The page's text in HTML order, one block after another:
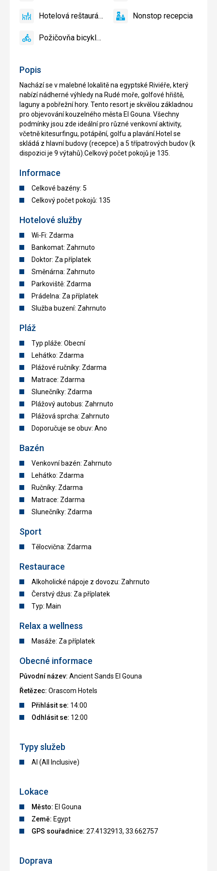
Popis
Nachází se v malebné lokalitě na egyptské Riviéře, který
nabízí nádherné výhledy na Rudé moře, golfové hřiště,
laguny a pobřežní hory. Tento resort je skvělou základnou
pro objevování kouzelného města El Gouna. Všechny
podmínky jsou zde ideální pro různé venkovní aktivity,
včetně kitesurfingu, potápění, golfu a plavání.Hotel se
skládá z hlavní budovy (recepce) a 5 třípatrových budov (k
dispozici je 9 výtahů).Celkový počet pokojů je 135.
Informace
Celkové bazény: 5
Celkový počet pokojů: 135
Hotelové služby
Wi-Fi: Zdarma
Bankomat: Zahrnuto
Doktor: Za příplatek
Směnárna: Zahrnuto
Parkoviště: Zdarma
Prádelna: Za příplatek
Služba buzení: Zahrnuto
Pláž
Typ pláže: Obecní
Lehátko: Zdarma
Plážové ručníky: Zdarma
Matrace: Zdarma
Slunečníky: Zdarma
Plážový autobus: Zahrnuto
Plážová sprcha: Zahrnuto
Doporučuje se obuv: Ano
Bazén
Venkovní bazén: Zahrnuto
Lehátko: Zdarma
Ručníky: Zdarma
Matrace: Zdarma
Slunečníky: Zdarma
Sport
Tělocvična: Zdarma
Restaurace
Alkoholické nápoje z dovozu: Zahrnuto
Čerstvý džus: Za příplatek
Typ: Main
Relax a wellness
Masáže: Za příplatek
Obecné informace
Původní název: Ancient Sands El Gouna
Řetězec: Orascom Hotels
Přihlásit se: 14:00
Odhlásit se: 12:00
Typy služeb
AI (All Inclusive)
Lokace
Město: El Gouna
Země: Egypt
GPS souřadnice: 27.4132913, 33.662757
Doprava
Hotelová
Hotelová reštaurácia
áno
NonstopNonstop recepcia
áno
Požičovňa
Požičovňa bicyklov
áno